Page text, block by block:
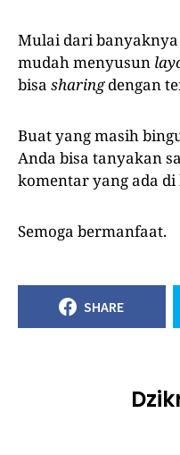
Mulai dari
mudah menyusun
bisa sharingdengan
Buat yang masih
Anda bisa tanyakan
komentar yang ada
Semoga bermanfaat.
SHARE